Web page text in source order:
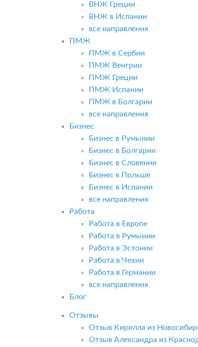
ВНЖ Греции
ВНЖ в Испании
все направления
ПМЖ
ПМЖ в Сербии
ПМЖ Венгрии
ПМЖ Греции
ПМЖ Испании
ПМЖ в Болгарии
все направления
Бизнес
Бизнес в Румынии
Бизнес в Болгарии
Бизнес в Словении
Бизнес в Польше
Бизнес в Испании
все направления
Работа
Работа в Европе
Работа в Румынии
Работа в Эстонии
Работа в Чехии
Работа в Германии
все направления
Блог
Отзывы
Отзыв Кирилла из
Отзыв Александра из